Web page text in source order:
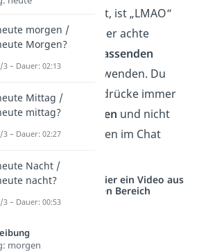
etwas lachen musst, ist „LMAO“
natürlich super! Aber achte
darauf, es in den
passenden
Situationen
zu verwenden. Du
solltest solche Ausdrücke immer
inMaßen verwenden und nicht
nurmit Abkürzungen im Chat
Studyflix vernetzt: Hier ein Video aus
einem anderen Bereich
morgen /
Morgen?
3 – Dauer: 02:13
Mittag /
mittag?
3 – Dauer: 02:27
Nacht /
nacht?
3 – Dauer: 00:53
morgen